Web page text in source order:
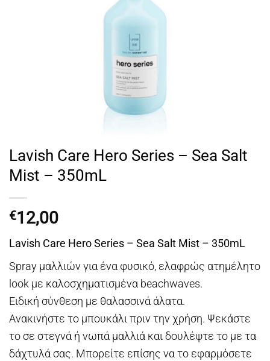
Lavish Care Hero Series – Sea Salt
Mist – 350mL
€12,00
Lavish Care Hero Series – Sea Salt Mist – 350mL
Spray μαλλιών για ένα φυσικό, ελαφρώς ατημέλητο
look με καλοσχηματισμένα beachwaves.
Ειδική σύνθεση με θαλασσινά άλατα.
Ανακινήστε το μπουκάλι πριν την χρήση. Ψεκάστε
το σε στεγνά ή νωπά μαλλιά και δουλέψτε το με τα
δάχτυλά σας. Μπορείτε επίσης να το εφαρμόσετε